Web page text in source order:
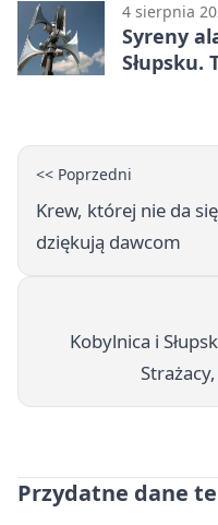
4 sierpnia
Syreny
Słupsku.
<< Poprzedni
Krew, której nie da
dziękują dawcom
Kobylnica i
Przydatne dane